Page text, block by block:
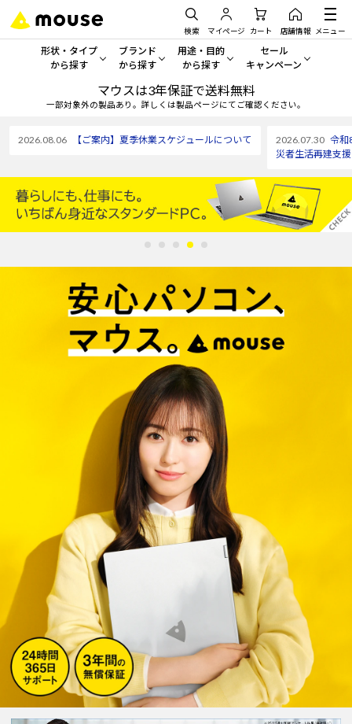
検索 マイページ カート 店舗情報 メニュー
形状・タイプ
から探す
形状・タイプから探す をすべてみる
タブレット
ワークステーション
Windows 11|Copilot+ PC
ブランド
から探す
mouse
DAIV
iiyama
Windows 11
用途・目的
から探す
一般向けパソコン
ビジネス向けパソコン
学習向けパソコン
スペック/パーツ別
Windows 11
セール
キャンペーン
セール・キャンペー
人気モデルが期間限定・お
アウトレットパソコン
すべて新品の旧モデル製品
Windows 11
マウスは3年保証で送料無料
一部対象外の製品あり。詳しくは製品ページにてご確認ください。
2026.08.06 【ご案内】夏季休業スケジュールについて 2026.07.30 令和
災者生活再建支